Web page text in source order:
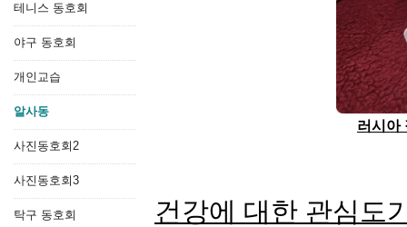
테니스 동호회
야구 동호회
개인교습
알사동
사진동호회2
사진동호회3
탁구 동호회
러시아
건강에 대한 관심도